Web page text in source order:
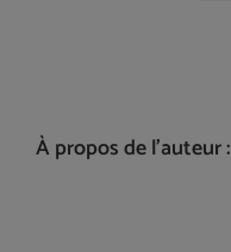
À propos de l'auteur :